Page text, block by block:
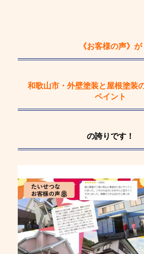
《お客様の声》 が
和歌山市・外壁塗装と屋根塗装
ペイント
の誇りです！